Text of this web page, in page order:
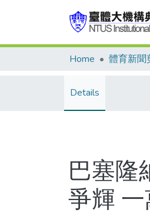
Home 體育新聞
Details
巴塞隆
爭輝